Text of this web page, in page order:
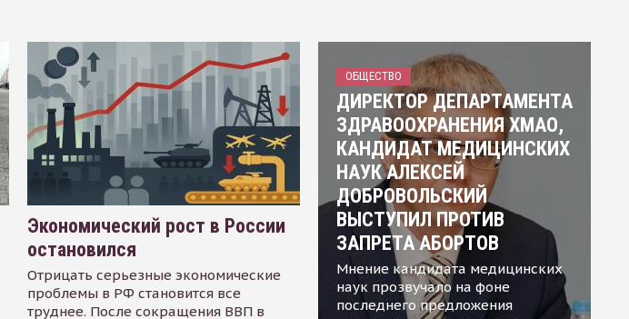
Экономический рост в России
остановился
Отрицать серьезные экономические
проблемы в РФ становится все
труднее. После сокращения ВВП в
ОБЩЕСТВО
ДИРЕКТОР ДЕПАРТАМЕНТА
ЗДРАВООХРАНЕНИЯ ХМАО,
КАНДИДАТ МЕДИЦИНСКИХ
НАУК АЛЕКСЕЙ
ДОБРОВОЛЬСКИЙ
ВЫСТУПИЛ ПРОТИВ
ЗАПРЕТА АБОРТОВ
Мнение кандидата медицинских
наук прозвучало на фоне
последнего предложения